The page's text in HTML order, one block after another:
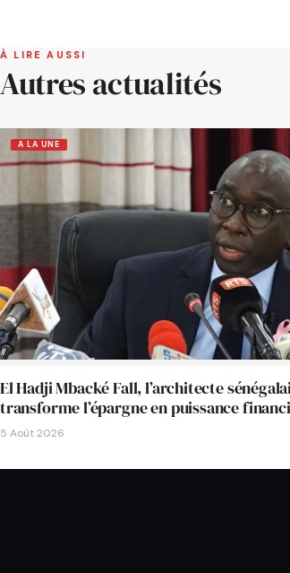
À LIRE AUSSI
Autres actualités
A LA UNE
El Hadji Mbacké Fall, l’architecte
transforme l’épargne en puissance
5 Août 2026